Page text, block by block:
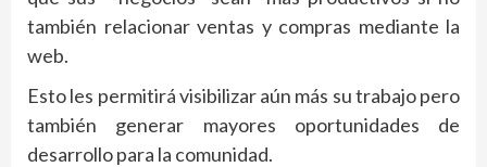
también relacionar ventas y compras mediante la
web.
Esto les permitirá visibilizar aún más su trabajo pero
también generar mayores oportunidades de
desarrollo para la comunidad.